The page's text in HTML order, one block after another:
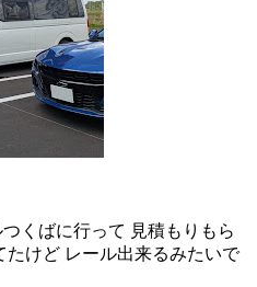
くばに行って 見積もりもら
たけど レール出来るみたいで